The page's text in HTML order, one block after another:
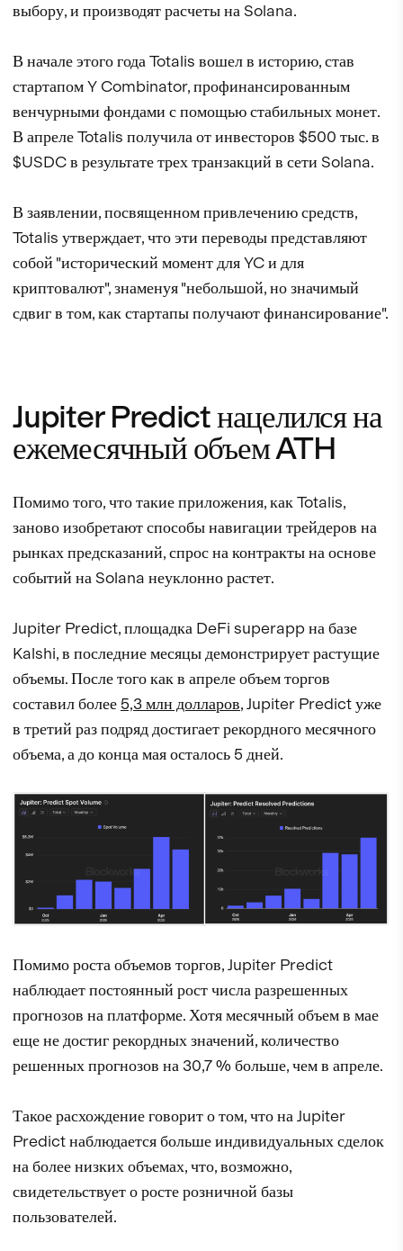
выбору, и производят расчеты на Solana.
В начале этого года Totalis вошел в историю, став
стартапом Y Combinator, профинансированным
венчурными фондами с помощью стабильных монет.
В апреле Totalis получила от инвесторов $500 тыс. в
$USDC в результате трех транзакций в сети Solana.
В заявлении, посвященном привлечению средств,
Totalis утверждает, что эти переводы представляют
собой "исторический момент для YC и для
криптовалют", знаменуя "небольшой, но значимый
сдвиг в том, как стартапы получают финансирование".
Jupiter Predict нацелился на
ежемесячный объем ATH
Помимо того, что такие приложения, как Totalis,
заново изобретают способы навигации трейдеров на
рынках предсказаний, спрос на контракты на основе
событий на Solana неуклонно растет.
Jupiter Predict, площадка DeFi superapp на базе
Kalshi, в последние месяцы демонстрирует растущие
объемы. После того как в апреле объем торгов
составил более 5,3 млн долларов, Jupiter Predict уже
в третий раз подряд достигает рекордного месячного
объема, а до конца мая осталось 5 дней.
Помимо роста объемов торгов, Jupiter Predict
наблюдает постоянный рост числа разрешенных
прогнозов на платформе. Хотя месячный объем в мае
еще не достиг рекордных значений, количество
решенных прогнозов на 30,7 % больше, чем в апреле.
Такое расхождение говорит о том, что на Jupiter
Predict наблюдается больше индивидуальных сделок
на более низких объемах, что, возможно,
свидетельствует о росте розничной базы
пользователей.